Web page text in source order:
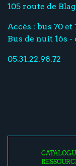
105 route de
Accès : bus 70
Bus de nuit 16s
05.31.22.98.72